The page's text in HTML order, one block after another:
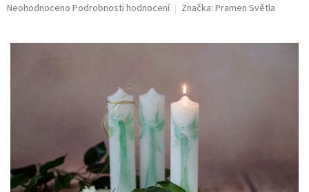
Průměrné
je
Neohodnoceno Podrobnosti hodnocení Značka: Pramen Světla